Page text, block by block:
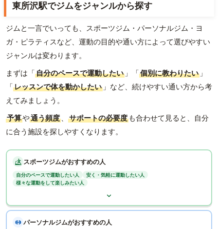
東所沢駅でジムをジャンルから探す
ジムと一言でいっても、スポーツジム・パーソナルジム・ヨ
ガ・ピラティスなど、運動の目的や通い方によって選びやすい
ジャンルは変わります。
まずは「自分のペースで運動したい 」「個別に教わりたい 」
「レッスンで体を動かしたい 」など、続けやすい通い方から考
えてみましょう。
予算や通う頻度 、 サポートの必要度 も合わせて見ると、自分
に合う施設を探しやすくなります。
スポーツジムがおすすめの人
自分のペースで運動したい人
安く・気軽に運動したい人
様々な運動をして楽しみたい人
パーソナルジムがおすすめの人